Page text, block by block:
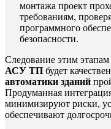
монтажа проект
требованиям,
программного
безопасности.
Следование этим этапам
АСУ ТП будет
автоматики зданий
Продуманная
минимизируют риски,
обеспечивают